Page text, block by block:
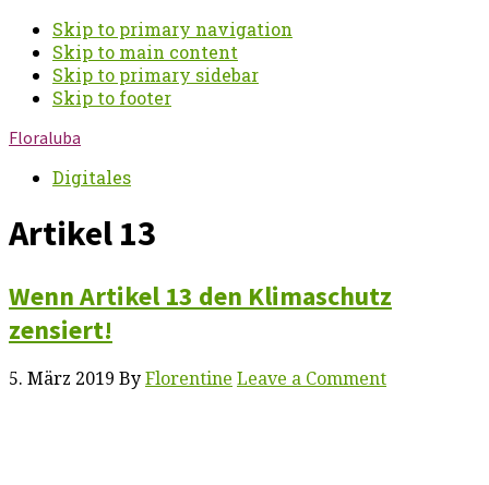
Skip to primary navigation
Skip to main content
Skip to primary sidebar
Skip to footer
Floraluba
Digitales
Artikel 13
Wenn Artikel 13 den Klimaschutz
zensiert!
5. März 2019 By Florentine Leave a Comment